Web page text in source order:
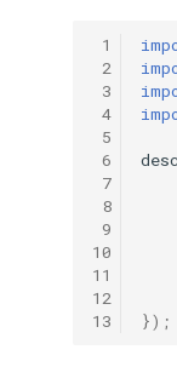
1
2
3
4
5
6
7
8
9
10
11
12
13
});